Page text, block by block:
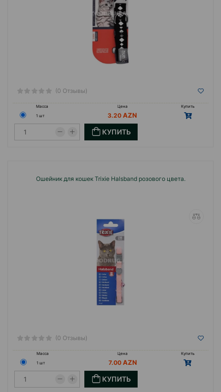
(0 Отзывы)
Масса Цена
Купить
1 шт
3.20
КУПИТЬ
Ошейник для кошек Trixie Halsband розового цвета.
(0 Отзывы)
Масса Цена
Купить
1 шт
7.00
КУПИТЬ